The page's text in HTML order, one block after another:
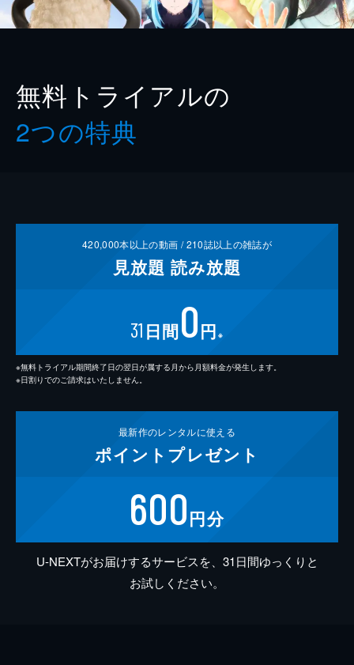
無料トライアルの
2つの特典
420,000本以上の動画 /210誌以上の雑誌が
見放題 読み放題
31 日間0円 ※
※無料トライアル期間終了日の翌日が属する月から月額料金が発生します。
※日割りでのご請求はいたしません。
最新作のレンタルに使える
ポイント プレゼント
600円分
U-NEXTがお届けするサービスを、31日間ゆっくりと
お試しください。